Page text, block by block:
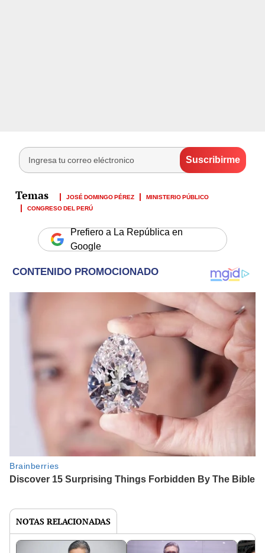
JOSÉ DOMINGO PÉREZ
MINISTERIO PÚBLICO
CONGRESO DEL PERÚ
Prefiero a La República en
Google
NOTAS RELACIONADAS